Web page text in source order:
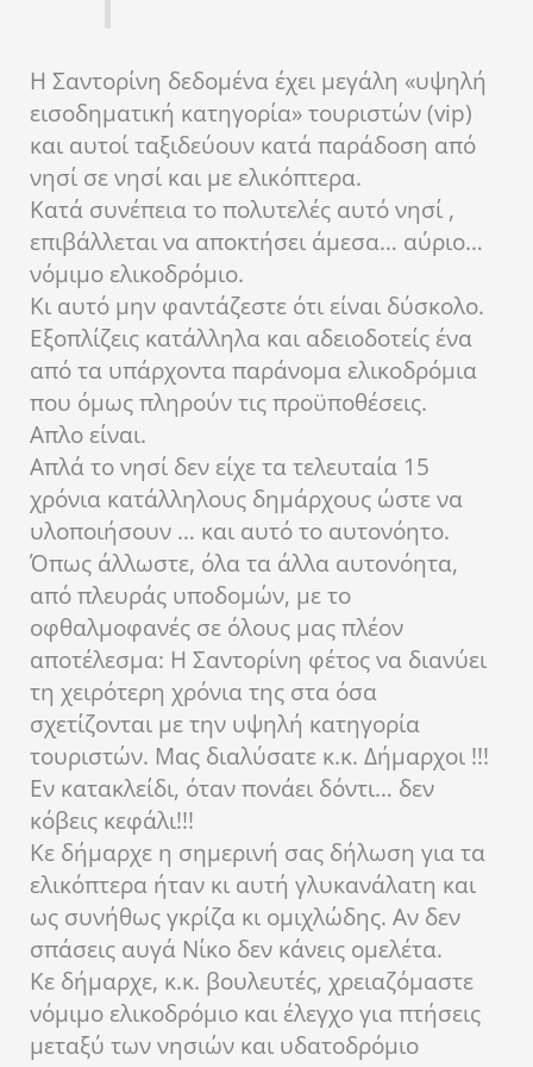
Η Σαντορίνη δεδομένα έχει μεγάλη «υψηλή
εισοδηματική κατηγορία» τουριστών (vip)
και αυτοί ταξιδεύουν κατά παράδοση από
νησί σε νησί και με ελικόπτερα.
Κατά συνέπεια το πολυτελές αυτό νησί ,
επιβάλλεται να αποκτήσει άμεσα… αύριο…
νόμιμο ελικοδρόμιο.
Κι αυτό μην φαντάζεστε ότι είναι δύσκολο.
Εξοπλίζεις κατάλληλα και αδειοδοτείς ένα
από τα υπάρχοντα παράνομα ελικοδρόμια
που όμως πληρούν τις προϋποθέσεις.
Απλο είναι.
Απλά το νησί δεν είχε τα τελευταία 15
χρόνια κατάλληλους δημάρχους ώστε να
υλοποιήσουν … και αυτό το αυτονόητο.
Όπως άλλωστε, όλα τα άλλα αυτονόητα,
από πλευράς υποδομών, με το
οφθαλμοφανές σε όλους μας πλέον
αποτέλεσμα: Η Σαντορίνη φέτος να διανύει
τη χειρότερη χρόνια της στα όσα
σχετίζονται με την υψηλή κατηγορία
τουριστών. Μας διαλύσατε κ.κ. Δήμαρχοι !!!
Εν κατακλείδι, όταν πονάει δόντι… δεν
κόβεις κεφάλι!!!
Κε δήμαρχε η σημερινή σας δήλωση για τα
ελικόπτερα ήταν κι αυτή γλυκανάλατη και
ως συνήθως γκρίζα κι ομιχλώδης. Αν δεν
σπάσεις αυγά Νίκο δεν κάνεις ομελέτα.
Κε δήμαρχε, κ.κ. βουλευτές, χρειαζόμαστε
νόμιμο ελικοδρόμιο και έλεγχο για πτήσεις
μεταξύ των νησιών και υδατοδρόμιο